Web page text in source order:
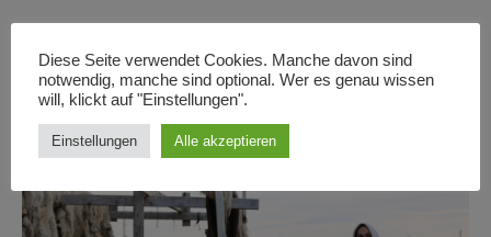
„Als würde sich die ganze Tundra
bewegen“
Diese Seite verwendet Cookies. Manche davon sind
notwendig, manche sind optional. Wer es genau wissen
will, klickt auf "Einstellungen".
Einstellungen Alle akzeptieren